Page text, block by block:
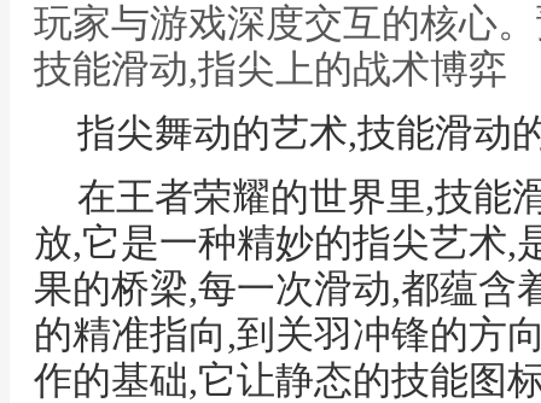
玩家与游戏深度交互的核心
技能滑动,指尖上的战术博弈
指尖舞动的艺术,技能滑动
在王者荣耀的世界里,技能
放,它是一种精妙的指尖艺术,
果的桥梁,每一次滑动,都蕴含
的精准指向,到关羽冲锋的方
作的基础,它让静态的技能图